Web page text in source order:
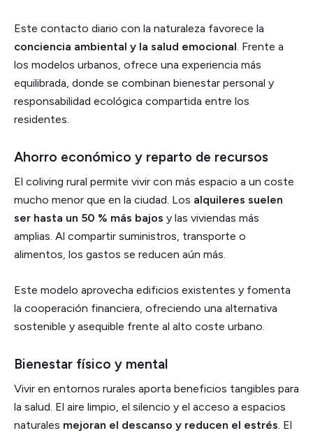
Este contacto diario con la naturaleza favorece la
conciencia ambiental y la salud emocional. Frente a
los modelos urbanos, ofrece una experiencia más
equilibrada, donde se combinan bienestar personal y
responsabilidad ecológica compartida entre los
residentes.
Ahorro económico y reparto de recursos
El coliving rural permite vivir con más espacio a un coste
mucho menor que en la ciudad. Los alquileres suelen
ser hasta un 50 % más bajos y las viviendas más
amplias. Al compartir suministros, transporte o
alimentos, los gastos se reducen aún más.
Este modelo aprovecha edificios existentes y fomenta
la cooperación financiera, ofreciendo una alternativa
sostenible y asequible frente al alto coste urbano.
Bienestar físico y mental
Vivir en entornos rurales aporta beneficios tangibles para
la salud. El aire limpio, el silencio y el acceso a espacios
naturales mejoran el descanso y reducen el estrés. El